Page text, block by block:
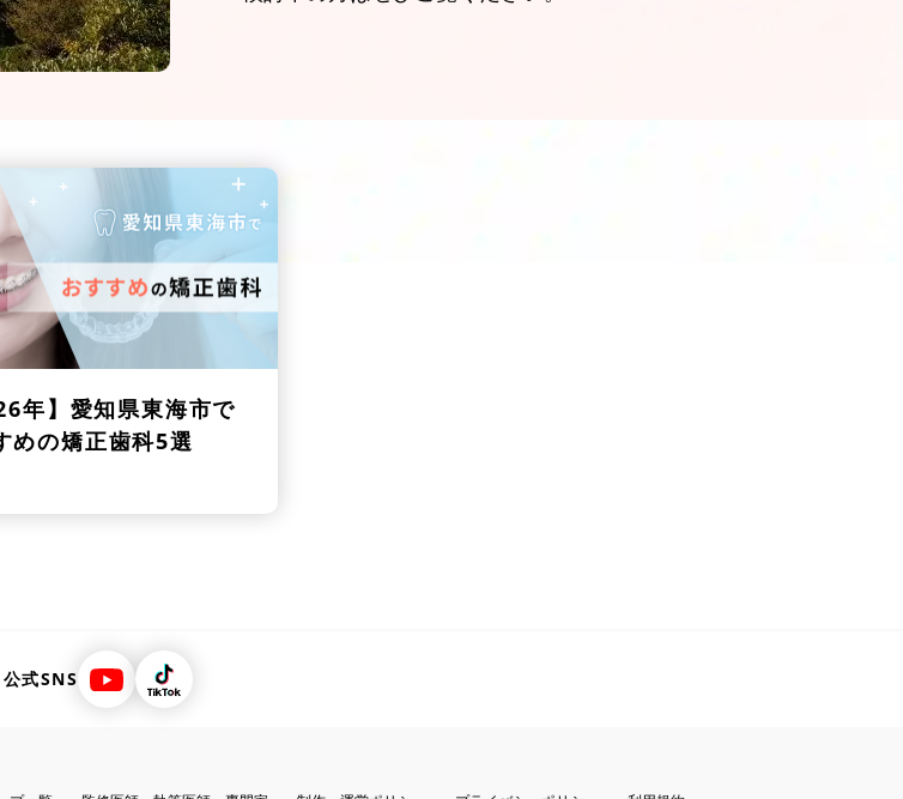
年】 愛知県東海市で
めの矯正歯科5選
公式SNS